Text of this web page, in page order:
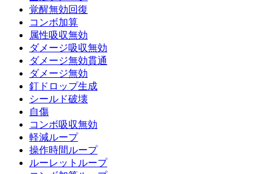
覚醒無効回復
コンボ加算
属性吸収無効
ダメージ吸収無効
ダメージ無効貫通
ダメージ無効
釘ドロップ生成
シールド破壊
自傷
コンボ吸収無効
軽減ループ
操作時間ループ
ルーレットループ